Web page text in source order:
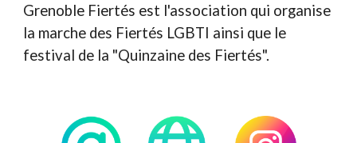
Grenoble Fiertés est l'association qui organise
la marche des Fiertés LGBTI ainsi que le
festival de la "Quinzaine des Fiertés".